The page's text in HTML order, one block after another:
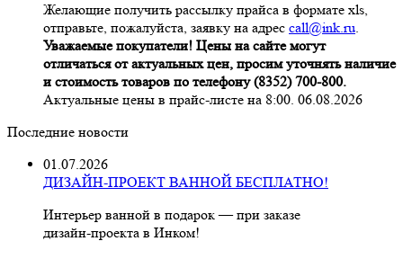
Желающие получить рассылку прайса в формате xls,
отправьте, пожалуйста, заявку на адрес call@ink.ru.
Уважаемые покупатели! Цены на сайте могут
отличаться от актуальных цен, просим уточнять наличие
и стоимость товаров по телефону (8352) 700-800.
Актуальные цены в прайс-листе на 8:00. 06.08.2026
Последние новости
01.07.2026
ДИЗАЙН-ПРОЕКТ ВАННОЙ БЕСПЛАТНО!
Интерьер ванной в подарок — при заказе
дизайн‑проекта в Инком!